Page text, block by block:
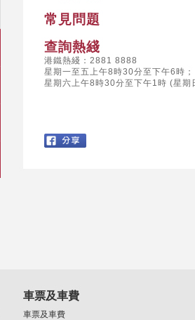
常見問題
查詢熱綫
港鐵熱綫：2881 8888
星期一至五上午8時30分至下午6時；
星期六上午8時30分至下午1時 (星期
車票及車費
車票及車費